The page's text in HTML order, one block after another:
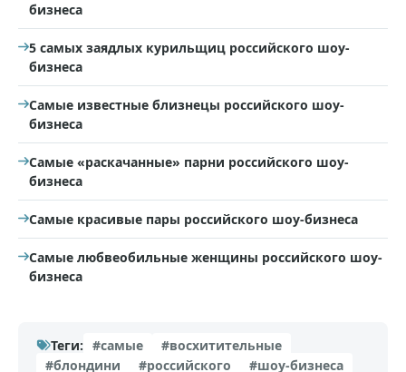
бизнеса
5 самых заядлых курильщиц российского шоу-
бизнеса
Самые известные близнецы российского шоу-
бизнеса
Самые «раскачанные» парни российского шоу-
бизнеса
Самые красивые пары российского шоу-бизнеса
Самые любвеобильные женщины российского шоу-
бизнеса
Теги: #самые
#восхитительные
#блондини
#российского #шоу-бизнеса